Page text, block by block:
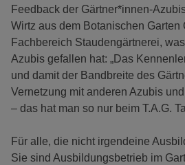
Feedback der Gärtner*innen-
Wirtz aus dem Botanischen Garten
Fachbereich Staudengärtnerei,
Azubis gefallen hat: „Das
und damit der Bandbreite des
Vernetzung mit anderen Azubis
– das hat man so nur beim T.A.G.
Für alle, die nicht irgendeine
Sie sind Ausbildungsbetrieb im